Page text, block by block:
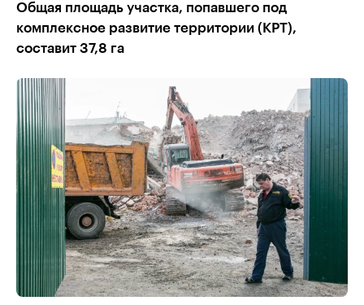
Общая площадь участка, попавшего под
комплексное развитие территории (КРТ),
составит 37,8 га